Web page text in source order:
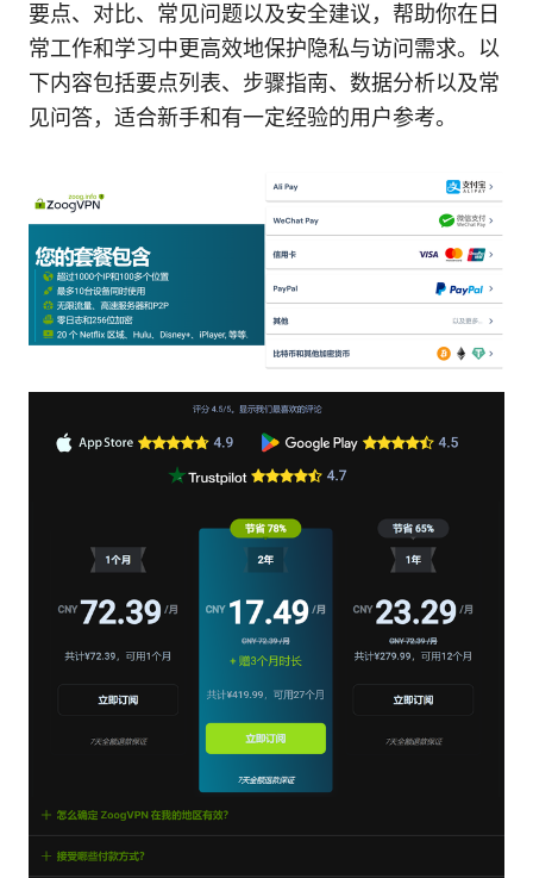
要点、对比、常见问题以及安全建议，帮助你在日
常工作和学习中更高效地保护隐私与访问需求。以
下内容包括要点列表、步骤指南、数据分析以及常
见问答，适合新手和有一定经验的用户参考。